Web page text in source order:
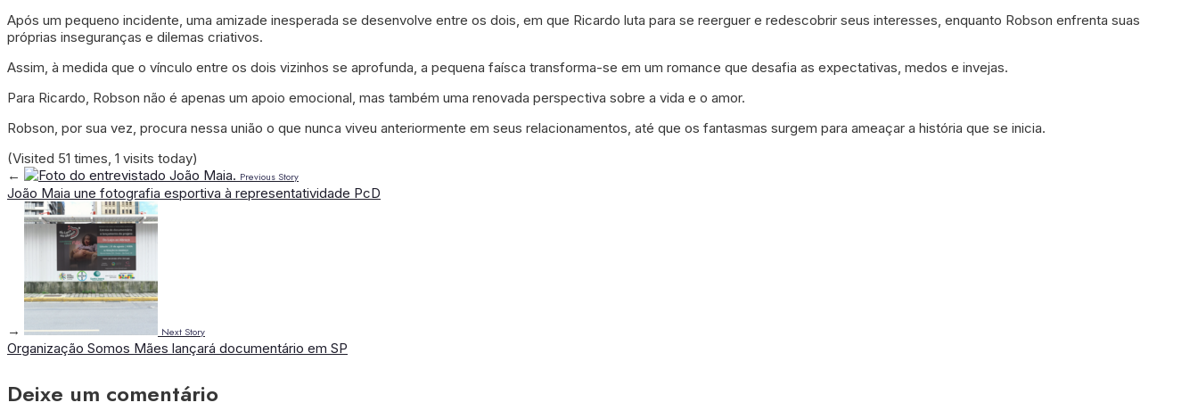
Após um pequeno incidente, uma amizade inesperada se desenvolve entre os dois, em que Ricardo luta para se reerguer e redescobrir seus interesses, enquanto Robson enfrenta suas
próprias inseguranças e dilemas criativos.
Assim, à medida que o vínculo entre os dois vizinhos se aprofunda, a pequena faísca transforma-se em um romance que desafia as expectativas, medos e invejas.
Para Ricardo, Robson não é apenas um apoio emocional, mas também uma renovada perspectiva sobre a vida e o amor.
Robson, por sua vez, procura nessa união o que nunca viveu anteriormente em seus relacionamentos, até que os fantasmas surgem para ameaçar a história que se inicia.
(Visited 51 times, 1 visits today)
←
Previous Story
João Maia une fotografia esportiva à representatividade PcD
→ Next Story
Organização Somos Mães lançará documentário em SP
Deixe um comentário